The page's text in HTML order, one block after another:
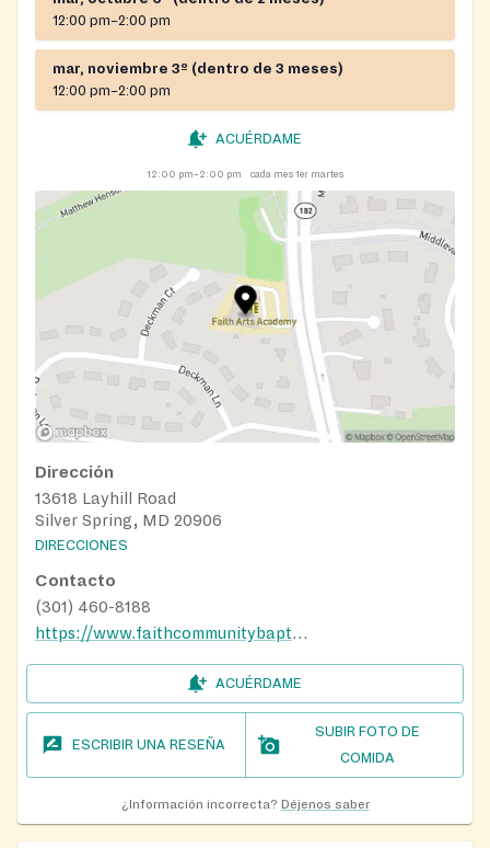
12:00 pm–2:00 pm
mar, noviembre 3º (dentro de 3 meses)
12:00 pm–2:00 pm
ACUÉRDAME
12:00 pm–2:00 pm cada mes 1er martes
Dirección
13618 Layhill Road
Silver Spring, MD 20906
DIRECCIONES
Contacto
(301) 460-8188
https://www.faithcommunitybaptistsilverspring.org/index.html
ACUÉRDAME
ESCRIBIR UNA RESEÑA
SUBIR FOTO DE
COMIDA
¿Información incorrecta? Déjenos saber